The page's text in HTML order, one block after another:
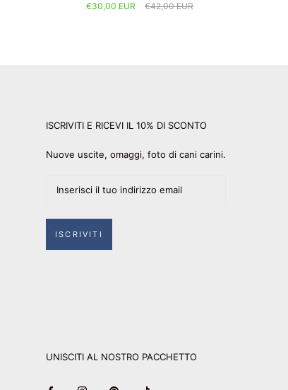
€30,00 EUR
€42,00 EUR
ISCRIVITI E RICEVI IL 10% DI SCONTO
Nuove uscite, omaggi, foto di cani carini.
ISCRIVITI
UNISCITI AL NOSTRO PACCHETTO